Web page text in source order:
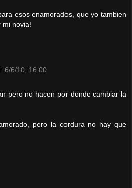
esos enamorados, que yo tambien
mi novia!
6/6/10, 16:00
pero no hacen por donde cambiar la
pero la cordura no hay que